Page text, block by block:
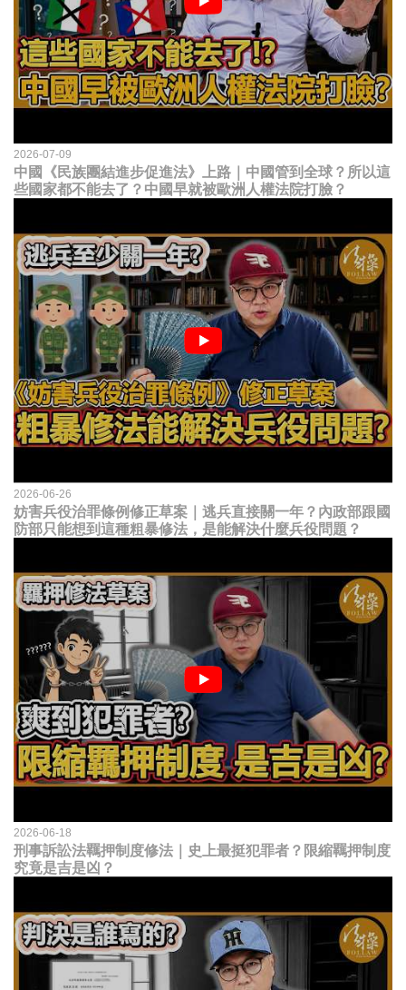
2026-07-09
中國《民族團結進步促進法》上路｜中國管到全球？所以這
些國家都不能去了？中國早就被歐洲人權法院打臉？
2026-06-26
妨害兵役治罪條例修正草案｜逃兵直接關一年？內政部跟國
防部只能想到這種粗暴修法，是能解決什麼兵役問題？
2026-06-18
刑事訴訟法羈押制度修法｜史上最挺犯罪者？限縮羈押制度
究竟是吉是凶？